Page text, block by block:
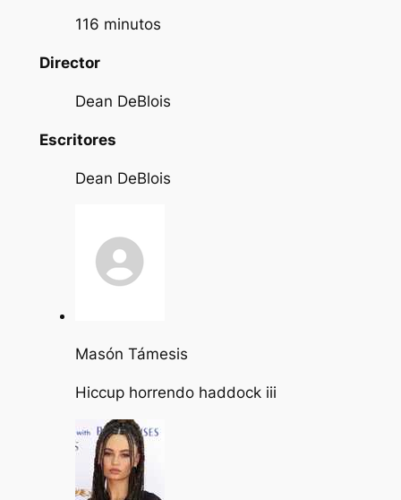
116 minutos
Director
Dean DeBlois
Escritores
Dean DeBlois
Masón Támesis
Hiccup horrendo haddock iii